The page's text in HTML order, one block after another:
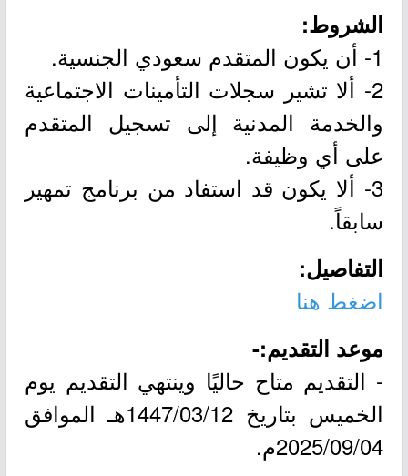
الشروط:
1- أن يكون المتقدم سعودي الجنسية.
2- ألا تشير سجلات التأمينات الاجتماعية
والخدمة المدنية إلى تسجيل المتقدم
على أي وظيفة.
3- ألا يكون قد استفاد من برنامج تمهير
سابقاً.
التفاصيل:
اضغط هنا
موعد التقديم:-
- التقديم متاح حاليًا وينتهي التقديم يوم
الخميس بتاريخ 1447/03/12هـ الموافق
2025/09/04م.